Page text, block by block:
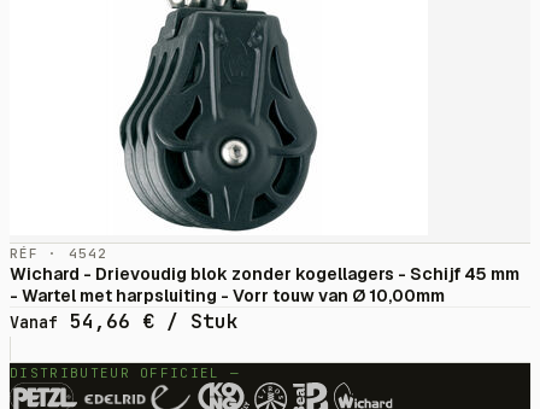
RÉF · 4542
Wichard - Drievoudig blok zonder kogellagers - Schijf 45 mm
- Wartel met harpsluiting - Vorr touw van Ø 10,00mm
Vanaf
54,66 € / Stuk
DISTRIBUTEUR OFFICIEL —